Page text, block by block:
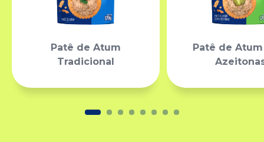
Patê de Atum
Tradicional
Patê de